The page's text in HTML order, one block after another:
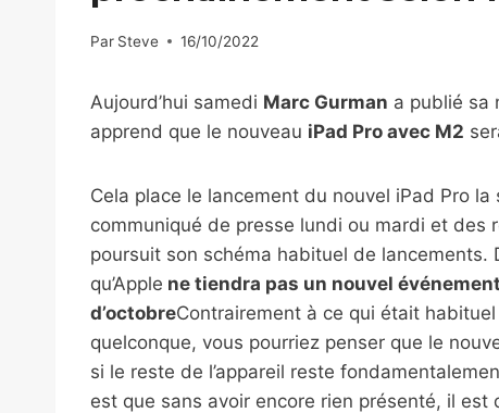
Par Steve 16/10/2022
Aujourd’hui samedi Marc Gurman a publié sa
apprend que le nouveau iPad Pro avec M2
Cela place le lancement du nouvel iPad Pro
communiqué de presse lundi ou mardi et
poursuit son schéma habituel de
qu’Apple ne tiendra pas un nouvel
d’octobreContrairement à ce qui était
quelconque, vous pourriez penser que le
si le reste de l’appareil reste
est que sans avoir encore rien présenté, il